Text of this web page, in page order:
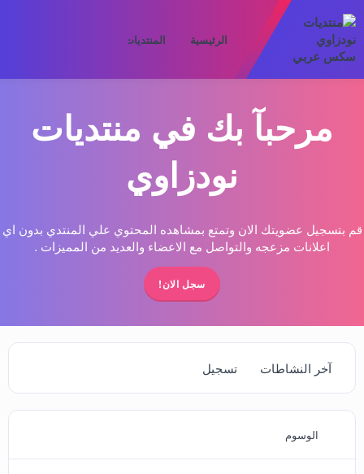
الرئيسية المنتديات
مرحبآ بك في منتديات
نودزاوي
قم بتسجيل عضويتك الان وتمتع بمشاهده المحتوي علي المنتدي بدون اي
اعلانات مزعجه والتواصل مع الاعضاء والعديد من المميزات .
سجل الان!
آخر النشاطات تسجيل
الوسوم